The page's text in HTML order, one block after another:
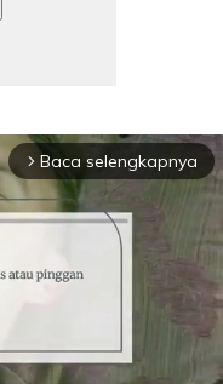
arrow_forward_ios Baca selengkapnya